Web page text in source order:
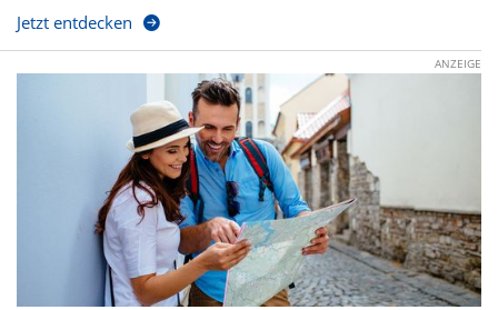
Jetzt entdecken
ANZEIGE